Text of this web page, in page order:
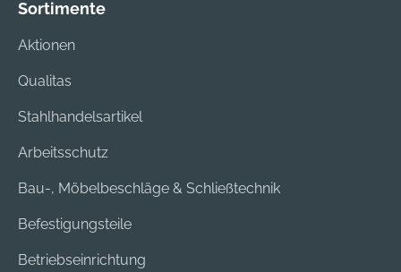
Sortimente
Aktionen
Qualitas
Stahlhandelsartikel
Arbeitsschutz
Bau-, Möbelbeschläge & Schließtechnik
Befestigungsteile
Betriebseinrichtung